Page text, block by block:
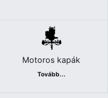
Motoros kapák
Tovább...